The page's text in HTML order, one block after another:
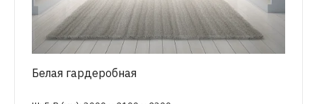
Белая гардеробная